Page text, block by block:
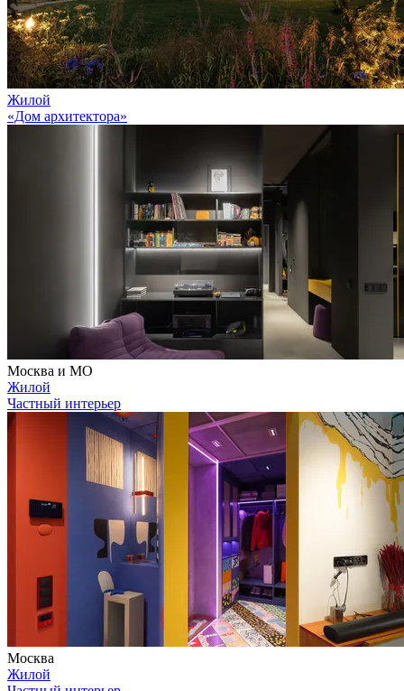
Жилой
«Дом архитектора»
Москва и МО
Жилой
Частный интерьер
Москва
Жилой